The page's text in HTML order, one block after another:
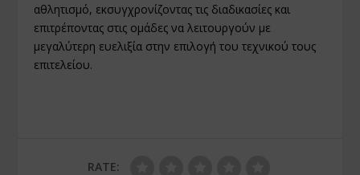
αθλητισμό, εκσυγχρονίζοντας τις διαδικασίες και
επιτρέποντας στις ομάδες να λειτουργούν με
μεγαλύτερη ευελιξία στην επιλογή του τεχνικού τους
επιτελείου.
RATE: